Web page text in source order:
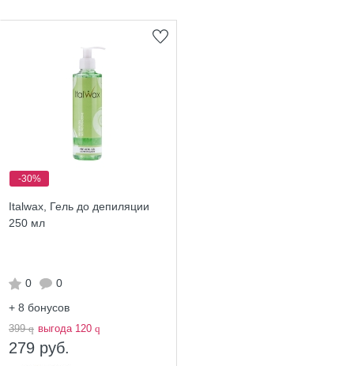
-30%
Italwax, Гель до депиляции
250 мл
0
0
+ 8 бонусов
399q выгода 120 q
279 руб.